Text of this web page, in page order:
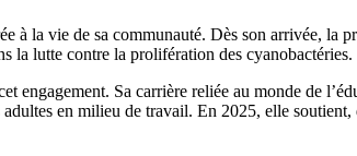
à la vie de sa communauté. Dès son arrivée, la
la lutte contre la prolifération des cyanobactéries.
Sa carrière reliée au monde de
en milieu de travail. En 2025, elle